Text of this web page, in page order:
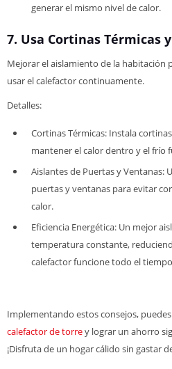
generar el mismo nivel de calor.
7. Usa Cortinas Térmicas
Mejorar el aislamiento de la habitación
usar el calefactor continuamente.
Detalles:
Cortinas Térmicas: Instala
mantener el calor dentro y el frío
Aislantes de Puertas y Ventanas:
puertas y ventanas para evitar
calor.
Eficiencia Energética: Un mejor
temperatura constante,
calefactor funcione todo el
Implementando estos consejos,
calefactor de torrey lograr un ahorro
¡Disfruta de un hogar cálido sin gastar